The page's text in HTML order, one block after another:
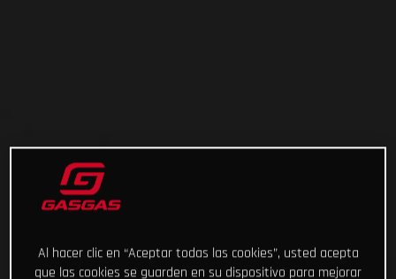
Al hacer clic en “Aceptar todas las cookies”, usted acepta
que las cookies se guarden en su dispositivo para mejorar